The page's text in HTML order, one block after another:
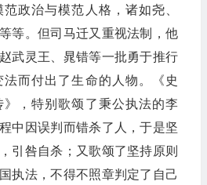
政治与模范人格，诸如尧、
等。但司马迁又重视法制，他
武灵王、晁错等一批勇于推行
而付出了生命的人物。《史
，特别歌颂了秉公执法的李
中因误判而错杀了人，于是坚
引咎自杀；又歌颂了坚持原则
执法，不得不照章判定了自己